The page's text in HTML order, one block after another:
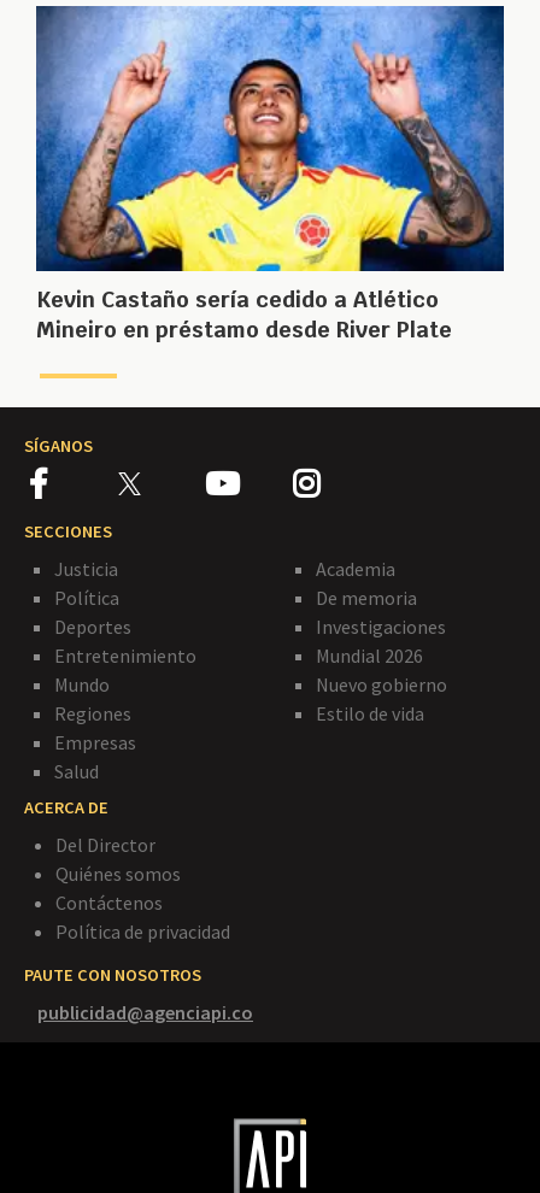
Kevin Castaño sería cedido a Atlético
Mineiro en préstamo desde River Plate
SÍGANOS
SECCIONES
Justicia
Política
Deportes
Entretenimiento
Mundo
Regiones
Empresas
Salud
Academia
De memoria
Investigaciones
Mundial 2026
Nuevo gobierno
Estilo de vida
ACERCA DE
Del Director
Quiénes somos
Contáctenos
Política de privacidad
PAUTE CON NOSOTROS
publicidad@agenciapi.co